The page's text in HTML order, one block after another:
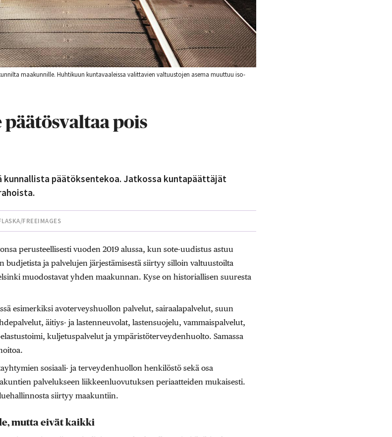
maakunnille. Huhtikuun kuntavaaleissa valittavien valtuustojen asema muuttuu iso-
pois
päätöksentekoa. Jatkossa kuntapäättäjät
FREEIMAGES
perusteellisesti vuoden 2019 alussa, kun sote-uudistus astuu
budjetista ja palvelujen järjestämisestä siirtyy silloin valtuustoilta
muodostavat yhden maakunnan. Kyse on historiallisen suuresta
esimerkiksi avoterveyshuollon palvelut, sairaalapalvelut, suun
äitiys- ja lastenneuvolat, lastensuojelu, vammaispalvelut,
kuljetuspalvelut ja ympäristöterveydenhuolto. Samassa
sosiaali- ja terveydenhuollon henkilöstö sekä osa
palvelukseen liikkeenluovutuksen periaatteiden mukaisesti.
siirtyy maakuntiin.
mutta eivät kaikki